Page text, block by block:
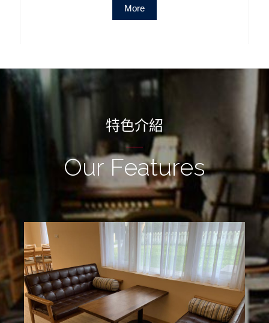
More
特色介紹
Our Features